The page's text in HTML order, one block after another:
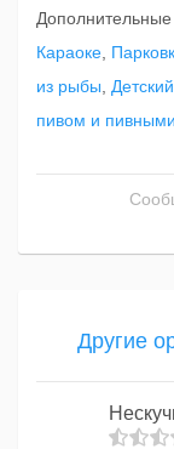
Караоке
из рыбы
пивом и
Другие